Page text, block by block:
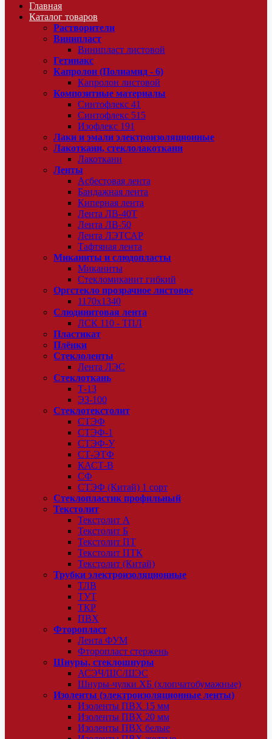
Главная
Каталог товаров
Растворители
Винипласт
Винипласт листовой
Гетинакс
Капролон (Полиамид - 6)
Капролон листовой
Композитные материалы
Синтофлекс 41
Синтофлекс 515
Изофлекс 191
Лаки и эмали электроизоляционные
Лакоткани, стеклолакоткани
Лакоткани
Ленты
Асбестовая лента
Бандажная лента
Киперная лента
Лента ЛВ-40Т
Лента ЛВ-50
Лента ЛЭТСАР
Тафтяная лента
Миканиты и слюдопласты
Миканиты
Стекломиканит гибкий
Оргстекло прозрачное листовое
1170х1340
Слюдинитовая лента
ЛСК 110 - ТПЛ
Пластикат
Плёнки
Стеклоленты
Лента ЛЭС
Стеклоткань
Т-13
ЭЗ-100
Стеклотекстолит
СТЭФ
СТЭФ-1
СТЭФ-У
СТ-ЭТФ
КАСТ-В
СФ
СТЭФ (Китай) 1 сорт
Стеклопластик профильный
Текстолит
Текстолит А
Текстолит Б
Текстолит ПТ
Текстолит ПТК
Текстолит (Китай)
Трубки электроизоляционные
ТЛВ
ТУТ
ТКР
ПВХ
Фторопласт
Лента ФУМ
Фторопласт стержень
Шнуры, стеклошнуры
АСЭЧ/ШС/ШЭС
Шнуры-чулки ХБ (хлопчатобумажные)
Изоленты (электроизоляционные ленты)
Изоленты ПВХ 15 мм
Изоленты ПВХ 20 мм
Изоленты ПВХ белые